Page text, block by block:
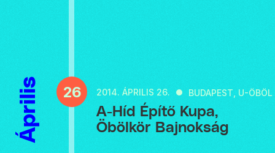
Április 26 2014. ÁPRILIS 26. BUDAPEST, U-ÖBÖL
A-Híd Építő Kupa,
Öbölkör Bajnokság